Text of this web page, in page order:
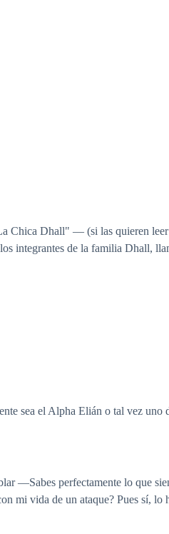
Dhall" — (si las quieren leer
integrantes de la familia Dhall,
sea el Alpha Elián o tal vez
—Sabes perfectamente lo que
vida de un ataque? Pues sí, lo